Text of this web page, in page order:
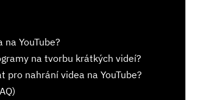
YouTube?
na tvorbu krátkých videí?
pro nahrání videa na YouTube?